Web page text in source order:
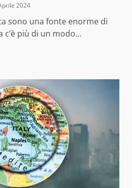
2024
sono una fonte enorme di
più di un modo...